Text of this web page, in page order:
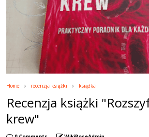
Home recenzja książki książka
Recenzja książki
krew"